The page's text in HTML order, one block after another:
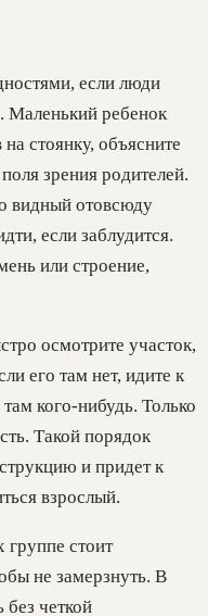
если люди
Маленький ребенок
стоянку, объясните
зрения родителей.
видный отовсюду
если заблудится.
или строение,
осмотрите участок,
его там нет, идите к
кого-нибудь. Только
Такой порядок
и придет к
взрослый.
группе стоит
не замерзнуть. В
без четкой